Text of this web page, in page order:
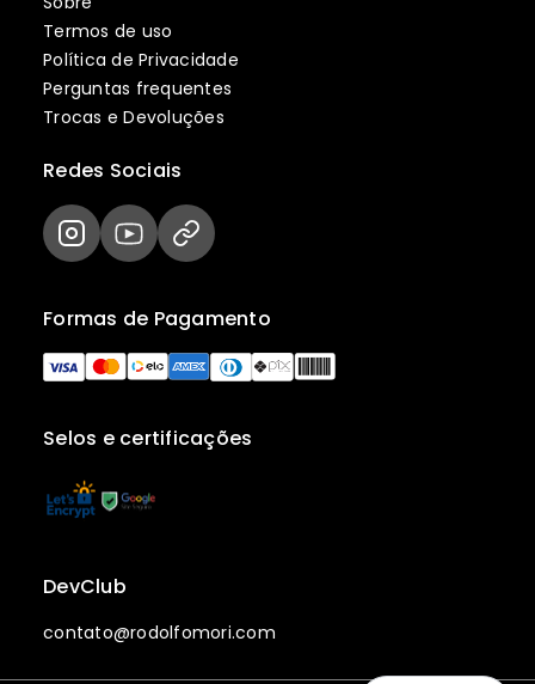
Termos de uso
Política de Privacidade
Perguntas frequentes
Trocas e Devoluções
Selos e certificações
Formas de Pagamento
Redes Sociais
DevClub
contato@rodolfomori.com